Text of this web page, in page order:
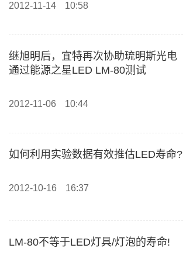
2012-11-14 10:58
继旭明后，宜特再次协助琉明斯光电
通过能源之星LED LM-80测试
2012-11-06 10:44
如何利用实验数据有效推估LED寿命?
2012-10-16 16:37
LM-80不等于LED灯具/灯泡的寿命!